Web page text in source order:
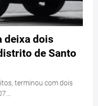
deixa dois
de Santo
terminou com dois